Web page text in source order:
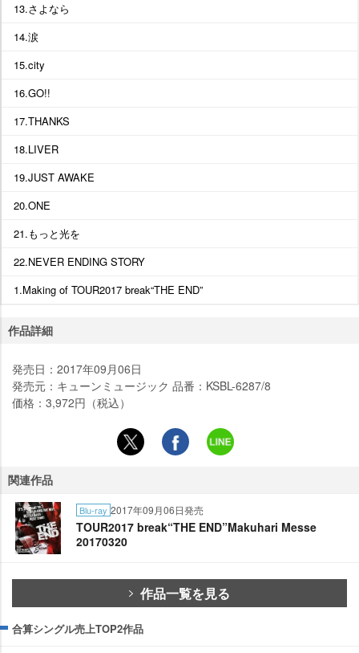
13.さよなら
14.涙
15.city
16.GO!!
17.THANKS
18.LIVER
19.JUST AWAKE
20.ONE
21.もっと光を
22.NEVER ENDING STORY
1.Making of TOUR2017 break“THE END”
作品詳細
発売日：2017年09月06日
発売元：キューンミュージック 品番：KSBL-6287/8
価格：3,972円（税込）
関連作品
Blu-ray 2017年09月06日発売
TOUR2017 break“THE END”Makuhari Messe
20170320
作品一覧を見る
合算シングル売上TOP2作品